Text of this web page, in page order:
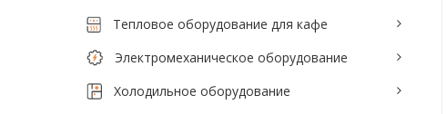
Тепловое оборудование для кафе
Электромеханическое оборудование
Холодильное оборудование